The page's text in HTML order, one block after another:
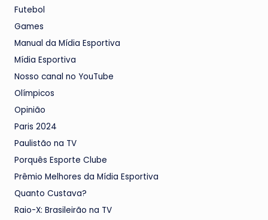
Futebol
Games
Manual da Mídia Esportiva
Mídia Esportiva
Nosso canal no YouTube
Olímpicos
Opinião
Paris 2024
Paulistão na TV
Porquês Esporte Clube
Prêmio Melhores da Mídia Esportiva
Quanto Custava?
Raio-X: Brasileirão na TV